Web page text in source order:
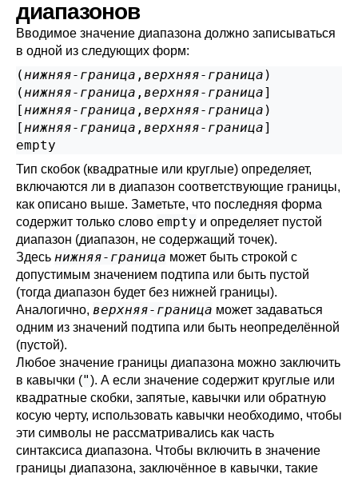
диапазонов
Вводимое значение диапазона должно записываться
в одной из следующих форм:
(нижняя-граница , верхняя-граница )
(нижняя-граница , верхняя-граница]
[нижняя-граница , верхняя-граница )
[нижняя-граница , верхняя-граница]
Тип скобок (квадратные или круглые) определяет,
включаются ли в диапазон соответствующие границы,
как описано выше. Заметьте, что последняя форма
содержит только слово empty и определяет пустой
диапазон (диапазон, не содержащий точек).
Здесь нижняя-граница может быть строкой с
допустимым значением подтипа или быть пустой
(тогда диапазон будет без нижней границы).
Аналогично, верхняя-граница может задаваться
одним из значений подтипа или быть неопределённой
(пустой).
Любое значение границы диапазона можно заключить
в кавычки ("). А если значение содержит круглые или
квадратные скобки, запятые, кавычки или обратную
косую черту, использовать кавычки необходимо, чтобы
эти символы не рассматривались как часть
синтаксиса диапазона. Чтобы включить в значение
границы диапазона, заключённое в кавычки, такие